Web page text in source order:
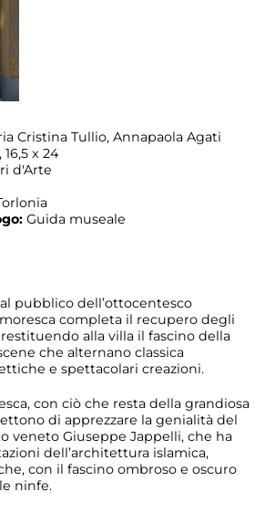
Cristina Tullio, Annapaola Agati
16,5 x 24
d'Arte
Guida museale
pubblico dell’ottocentesco
completa il recupero degli
alla villa il fascino della
che alternano classica
e spettacolari creazioni.
con ciò che resta della grandiosa
di apprezzare la genialità del
veneto Giuseppe Jappelli, che ha
dell’architettura islamica,
con il fascino ombroso e oscuro
ninfe.